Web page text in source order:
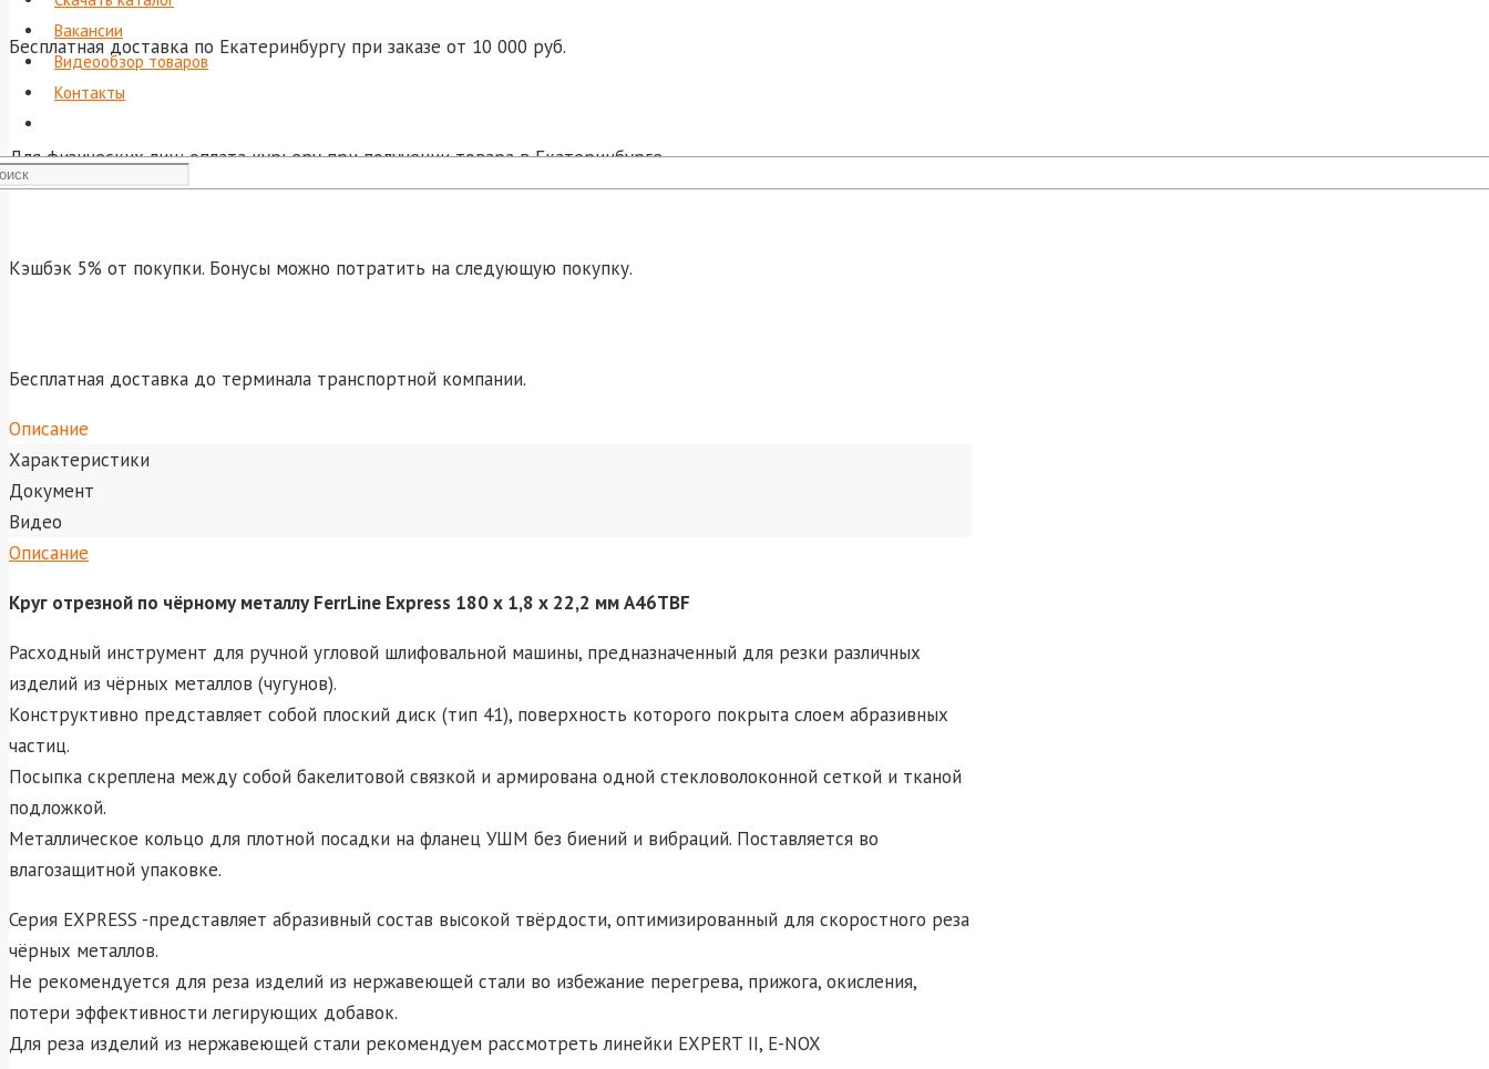
Вакансии
Видеообзор товаров
Контакты
Бесплатная доставка по Екатеринбургу при заказе от 10 000 руб.
Для физических лиц: оплата курьеру при получении товара в Екатеринбурге.
Кэшбэк 5% от покупки. Бонусы можно потратить на следующую покупку.
Бесплатная доставка до терминала транспортной компании.
Описание
Характеристики
Документ
Видео
Описание
Круг отрезной по чёрному металлу FerrLine Express 180 х 1,8 х 22,2 мм A46TBF
Расходный инструмент для ручной угловой шлифовальной машины, предназначенный для резки различных
изделий из чёрных металлов (чугунов).
Конструктивно представляет собой плоский диск (тип 41), поверхность которого покрыта слоем абразивных
частиц.
Посыпка скреплена между собой бакелитовой связкой и армирована одной стекловолоконной сеткой и тканой
подложкой.
Металлическое кольцо для плотной посадки на фланец УШМ без биений и вибраций. Поставляется во
влагозащитной упаковке.
Серия EXPRESS -представляет абразивный состав высокой твёрдости, оптимизированный для скоростного реза
чёрных металлов.
Не рекомендуется для реза изделий из нержавеющей стали во избежание перегрева, прижога, окисления,
потери эффективности легирующих добавок.
Для реза изделий из нержавеющей стали рекомендуем рассмотреть линейки EXPERT II, E-NOX